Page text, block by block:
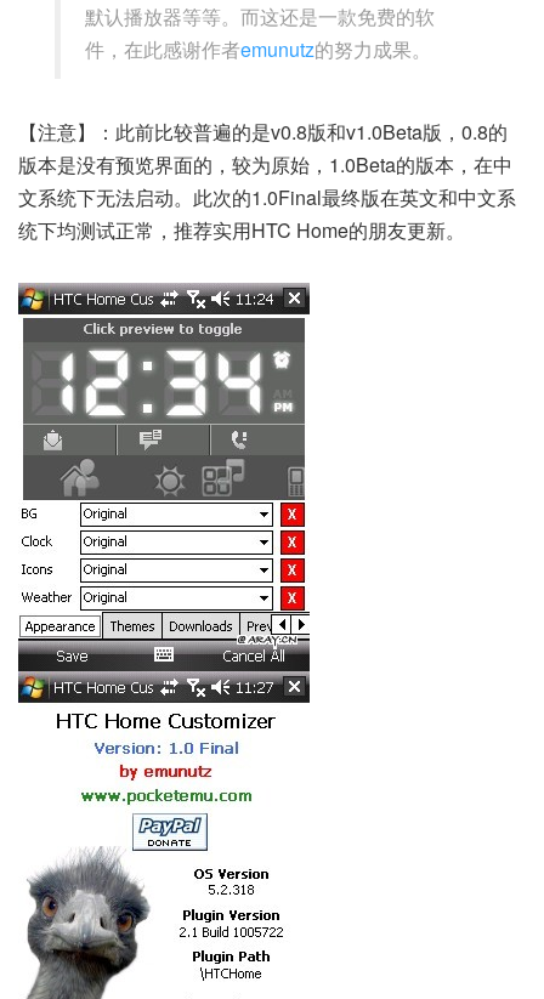
默认播放器等等。而这还是一款免费的软
件，在此感谢作者emunutz的努力成果。
【注意】：此前比较普遍的是v0.8版和v1.0Beta版，0.8的
版本是没有预览界面的，较为原始，1.0Beta的版本，在中
文系统下无法启动。此次的1.0Final最终版在英文和中文系
统下均测试正常，推荐实用HTC Home的朋友更新。